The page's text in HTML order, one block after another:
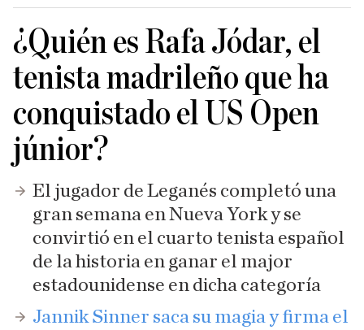
¿Quién es Rafa Jódar, el
tenista madrileño que ha
conquistado el US Open
júnior?
El jugador de Leganés completó una
gran semana en Nueva York y se
convirtió en el cuarto tenista español
de la historia en ganar el major
estadounidense en dicha categoría
Jannik Sinner saca su magia y firma el